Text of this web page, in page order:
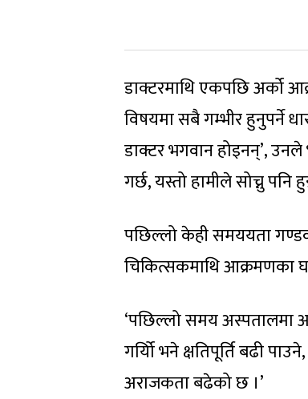
डाक्टरमाथि एकपछि अर्को
विषयमा सबै गम्भीर हुनुपर्ने
डाक्टर भगवान होइनन्’,
गर्छ, यस्तो हामीले सोच्नु पनि
पछिल्लो केही समययता
चिकित्सकमाथि आक्रमणका
‘पछिल्लो समय अस्पतालमा
गर्योि भने क्षतिपूर्ति बढी
अराजकता बढेको छ ।’